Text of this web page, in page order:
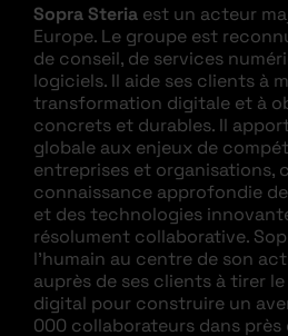
Sopra Steria est un acteur
Europe. Le groupe est
de conseil, de services
logiciels. Il aide ses clients à
transformation digitale et à
concrets et durables. Il
globale aux enjeux de
entreprises et organisations,
connaissance approfondie
et des technologies
résolument collaborative.
l’humain au centre de son
auprès de ses clients à tirer
digital pour construire un
000 collaborateurs dans près